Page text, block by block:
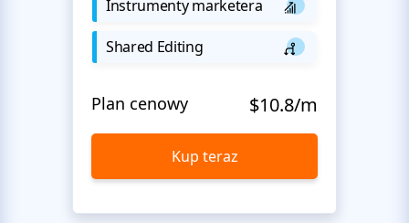
Instrumenty marketera
Shared Editing
Plan cenowy $10.8/m
Kup teraz